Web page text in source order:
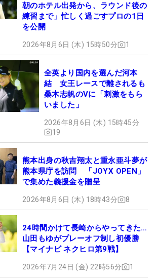
朝のホテル出発から、ラウンド後の
練習まで」忙しく過ごすプロの1日
を公開
2026年8月6日 (木) 15時50分 1
全英より国内を選んだ河本
結 女王レースで離されるも
桑木志帆のVに「刺激をもら
いました」
2026年8月6日 (木) 15時45分
19
熊本出身の秋吉翔太と重永亜斗夢が
熊本県庁を訪問 「JOYX OPEN」
で集めた義援金を贈呈
2026年8月6日 (木) 18時43分 8
24時間かけて長崎からやってきた…
山田もゆがプレーオフ制し初優勝
【マイナビ ネクヒロ第9戦】
2026年7月24日 (金) 22時56分 1